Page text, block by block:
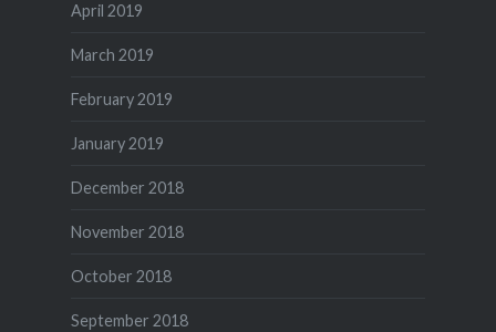
April 2019
March 2019
February 2019
January 2019
December 2018
November 2018
October 2018
September 2018